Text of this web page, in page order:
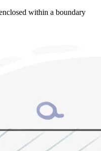
within a boundary